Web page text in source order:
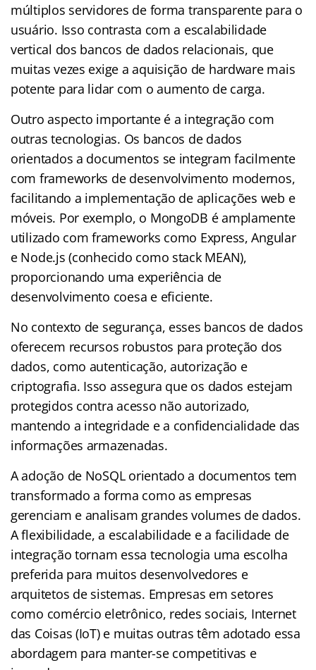
múltiplos servidores de forma transparente para o
usuário. Isso contrasta com a escalabilidade
vertical dos bancos de dados relacionais, que
muitas vezes exige a aquisição de hardware mais
potente para lidar com o aumento de carga.
Outro aspecto importante é a integração com
outras tecnologias. Os bancos de dados
orientados a documentos se integram facilmente
com frameworks de desenvolvimento modernos,
facilitando a implementação de aplicações web e
móveis. Por exemplo, o MongoDB é amplamente
utilizado com frameworks como Express, Angular
e Node.js (conhecido como stack MEAN),
proporcionando uma experiência de
desenvolvimento coesa e eficiente.
No contexto de segurança, esses bancos de dados
oferecem recursos robustos para proteção dos
dados, como autenticação, autorização e
criptografia. Isso assegura que os dados estejam
protegidos contra acesso não autorizado,
mantendo a integridade e a confidencialidade das
informações armazenadas.
A adoção de NoSQL orientado a documentos tem
transformado a forma como as empresas
gerenciam e analisam grandes volumes de dados.
A flexibilidade, a escalabilidade e a facilidade de
integração tornam essa tecnologia uma escolha
preferida para muitos desenvolvedores e
arquitetos de sistemas. Empresas em setores
como comércio eletrônico, redes sociais, Internet
das Coisas (IoT) e muitas outras têm adotado essa
abordagem para manter-se competitivas e